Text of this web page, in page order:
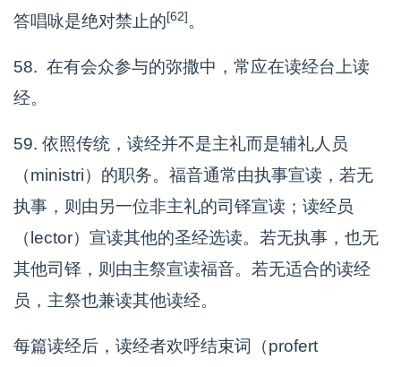
答唱咏是绝对禁止的[62]。
58. 在有会众参与的弥撒中，常应在读经台上读
经。
59. 依照传统，读经并不是主礼而是辅礼人员
（ministri）的职务。福音通常由执事宣读，若无
执事，则由另一位非主礼的司铎宣读；读经员
（lector）宣读其他的圣经选读。若无执事，也无
其他司铎，则由主祭宣读福音。若无适合的读经
员，主祭也兼读其他读经。
每篇读经后，读经者欢呼结束词（profert